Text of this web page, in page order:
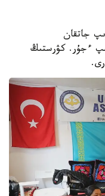
جاتقان
ءجۇر. كۋرستىڭ